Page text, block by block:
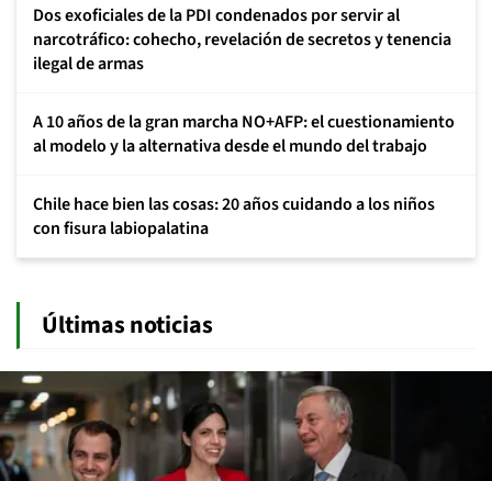
Dos exoficiales de la PDI condenados por servir al
narcotráfico: cohecho, revelación de secretos y tenencia
ilegal de armas
A 10 años de la gran marcha NO+AFP: el cuestionamiento
al modelo y la alternativa desde el mundo del trabajo
Chile hace bien las cosas: 20 años cuidando a los niños
con fisura labiopalatina
Últimas noticias